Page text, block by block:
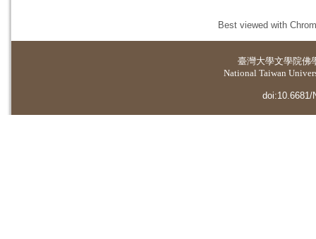
Best viewed with
臺灣大學文學院佛
National Taiwan
doi:10.6681/